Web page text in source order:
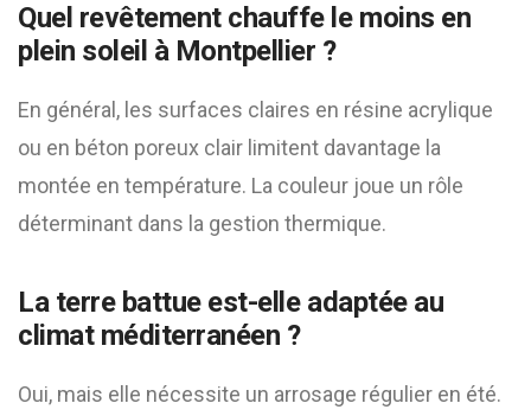
Quel revêtement chauffe le moins en
plein soleil à Montpellier ?
En général, les surfaces claires en résine acrylique
ou en béton poreux clair limitent davantage la
montée en température. La couleur joue un rôle
déterminant dans la gestion thermique.
La terre battue est-elle adaptée au
climat méditerranéen ?
Oui, mais elle nécessite un arrosage régulier en été.